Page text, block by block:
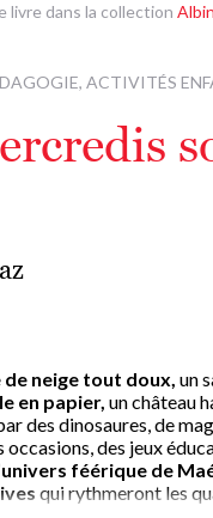
livre dans la collection
ACTIVITÉS
de neige tout doux, un
en papier, un château
des dinosaures, de
des jeux
féérique de
qui rythmeront les